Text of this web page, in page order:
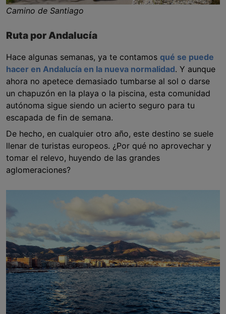
Camino de Santiago
Ruta por Andalucía
Hace algunas semanas, ya te contamos qué se puede
hacer en Andalucía en la nueva normalidad. Y aunque
ahora no apetece demasiado tumbarse al sol o darse
un chapuzón en la playa o la piscina, esta comunidad
autónoma sigue siendo un acierto seguro para tu
escapada de fin de semana.
De hecho, en cualquier otro año, este destino se suele
llenar de turistas europeos. ¿Por qué no aprovechar y
tomar el relevo, huyendo de las grandes
aglomeraciones?